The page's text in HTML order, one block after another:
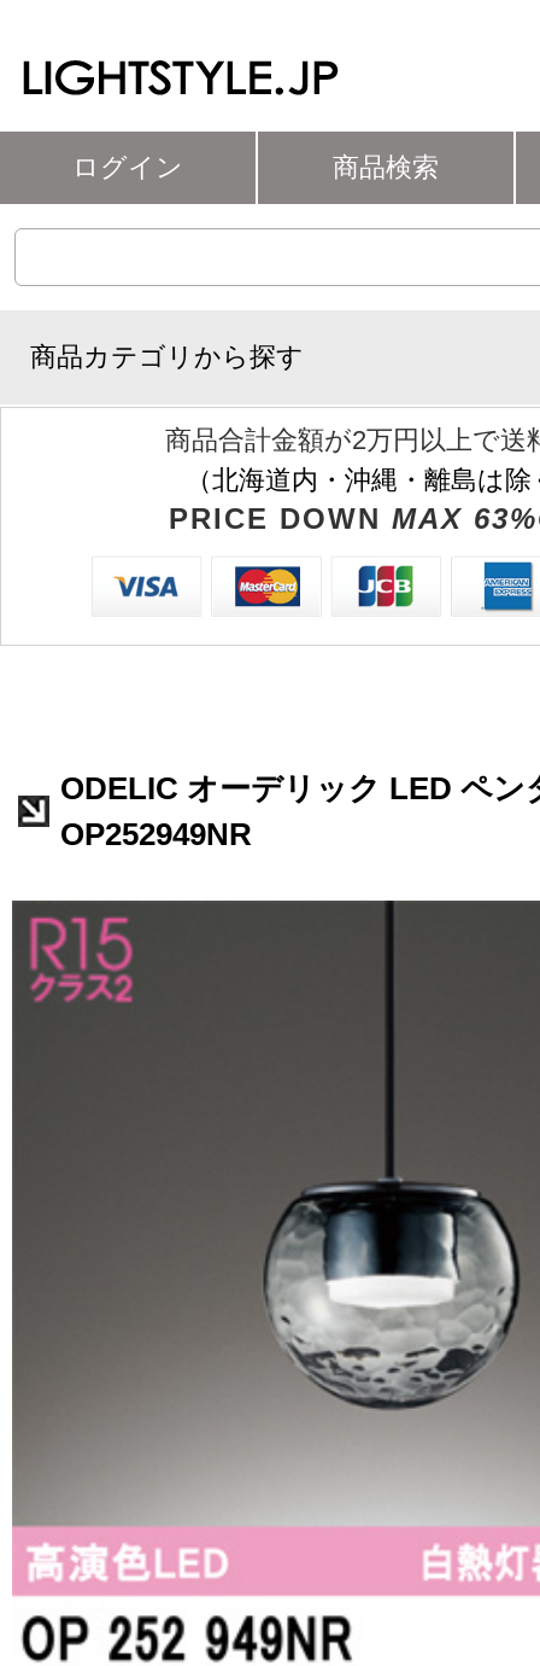
ログイン 商品検索
商品カテゴリから探す
商品合計金額が2万円以上で送
（北海道内・沖縄・離島は
PRICE DOWN MAX
ODELIC オーデリック LED ペン
OP252949NR